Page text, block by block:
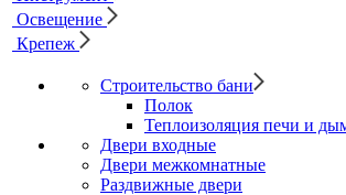
Освещение
Крепеж
Строительство бани
Полок
Теплоизоляция печи и
Двери входные
Двери межкомнатные
Раздвижные двери